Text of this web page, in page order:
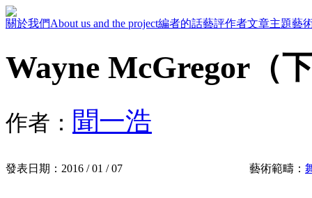
關於我們About us and the project編者的話藝評作者文章主題藝
Wayne McGregor（
作者： 聞一浩
發表日期： 2016 / 01 / 07 藝術範疇：